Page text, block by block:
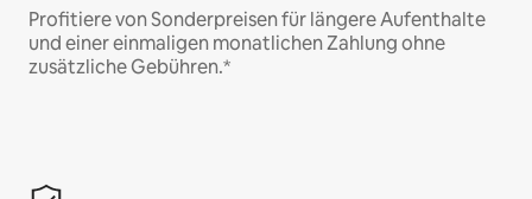
Profitiere von Sonderpreisen für längere Aufenthalte
und einer einmaligen monatlichen Zahlung ohne
zusätzliche Gebühren.*